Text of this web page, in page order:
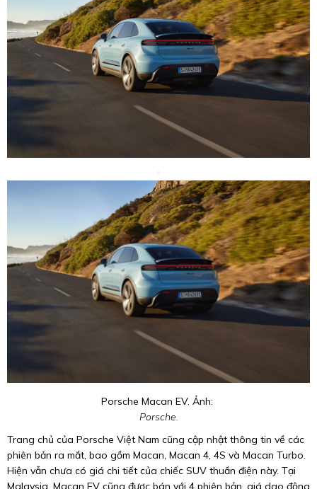
Porsche Macan EV. Ảnh:
Porsche.
Trang chủ của Porsche Việt Nam cũng cập nhật thông tin về các
phiên bản ra mắt, bao gồm Macan, Macan 4, 4S và Macan Turbo.
Hiện vẫn chưa có giá chi tiết của chiếc SUV thuần điện này. Tại
Malaysia, Macan EV cũng được bán với 4 phiên bản, giá dao động